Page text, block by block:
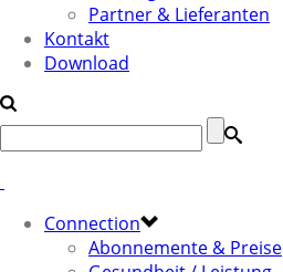
Partner & Lieferanten
Kontakt
Download
Connection
Abonnemente & Preise